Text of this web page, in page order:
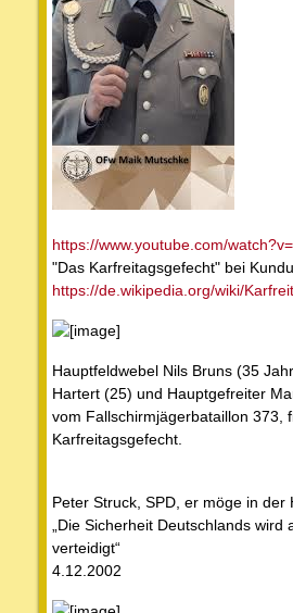
https://www.youtube.com/
"Das Karfreitagsgefecht" bei
https://de.wikipedia.org/wiki/
Hauptfeldwebel Nils Bruns (35
Hartert (25) und Hauptgefreiter
vom Fallschirmjägerbataillon 373,
Karfreitagsgefecht.
Peter Struck, SPD, er möge in der
„Die Sicherheit Deutschlands wird
verteidigt“
4.12.2002